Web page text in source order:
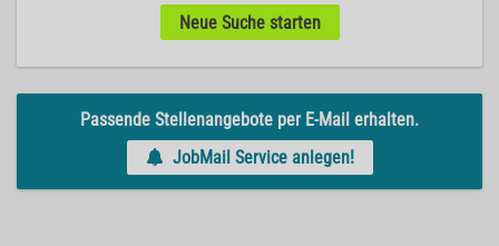
Neue Suche starten
Passende Stellenangebote per E-Mail erhalten.
JobMail Service anlegen!